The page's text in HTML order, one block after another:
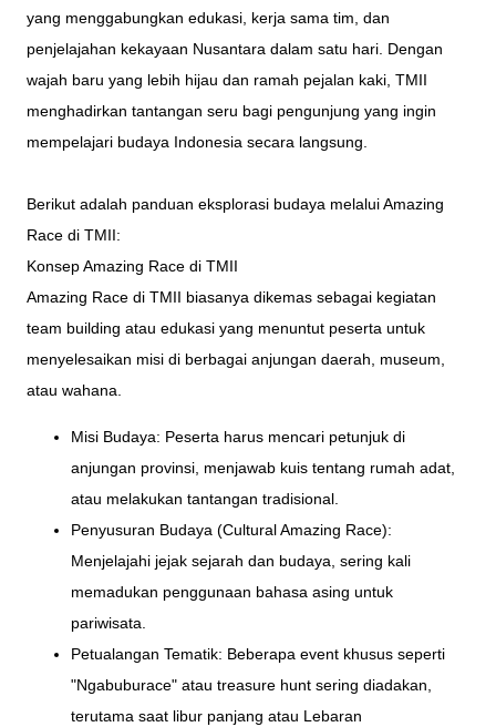
yang menggabungkan edukasi, kerja sama tim, dan
penjelajahan kekayaan Nusantara dalam satu hari. Dengan
wajah baru yang lebih hijau dan ramah pejalan kaki, TMII
menghadirkan tantangan seru bagi pengunjung yang ingin
mempelajari budaya Indonesia secara langsung.
Berikut adalah panduan eksplorasi budaya melalui Amazing
Race di TMII:
Konsep Amazing Race di TMII
Amazing Race di TMII biasanya dikemas sebagai kegiatan
team building atau edukasi yang menuntut peserta untuk
menyelesaikan misi di berbagai anjungan daerah, museum,
atau wahana.
Misi Budaya: Peserta harus mencari petunjuk di
anjungan provinsi, menjawab kuis tentang rumah adat,
atau melakukan tantangan tradisional.
Penyusuran Budaya (Cultural Amazing Race):
Menjelajahi jejak sejarah dan budaya, sering kali
memadukan penggunaan bahasa asing untuk
pariwisata.
Petualangan Tematik: Beberapa event khusus seperti
"Ngabuburace" atau treasure hunt sering diadakan,
terutama saat libur panjang atau Lebaran